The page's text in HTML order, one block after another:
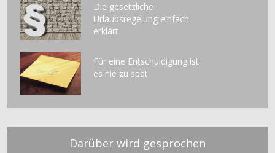
Die gesetzliche
Urlaubsregelung einfach
erklärt
Für eine Entschuldigung ist
es nie zu spät
Darüber wird gesprochen